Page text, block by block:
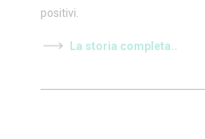
positivi.
La storia completa..